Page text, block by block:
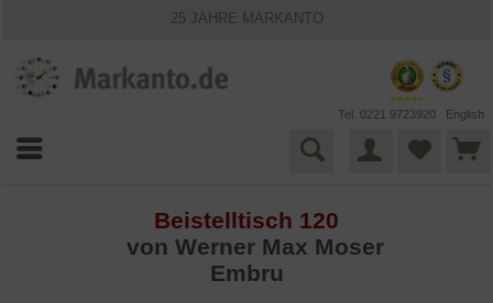
25 JAHRE MARKANTO
VIELFÄLTIGE ZAHLUNGSMÖGLICHKEITEN
Tel. 0221 9723920 English
Beistelltisch 120
von Werner Max Moser
Embru